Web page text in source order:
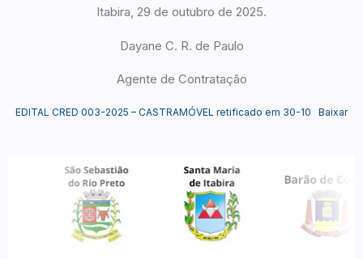
Itabira, 29 de outubro de 2025.
Dayane C. R. de Paulo
Agente de Contratação
EDITAL CRED 003-2025 – CASTRAMÓVEL retificado em 30-10 Baixar